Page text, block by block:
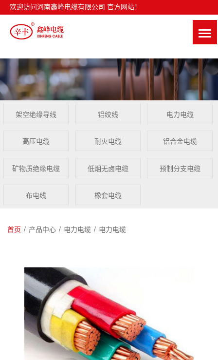
欢迎访问河南鑫峰电缆有限公司 官方网站！
架空绝缘导线 铝绞线 电力电缆
高压电缆 耐火电缆 铝合金电缆
矿物质绝缘电缆 低烟无卤电缆 预制分支电缆
布电线 橡套电缆
首页 / 产品中心 / 电力电缆 / 电力电缆